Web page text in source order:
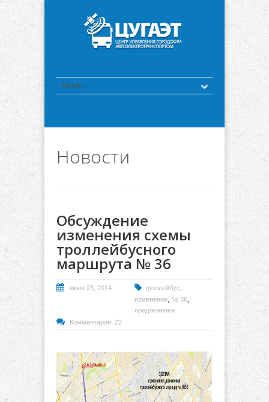
Новости
Обсуждение
изменения схемы
троллейбусного
маршрута № 36
июня 23, 2014 троллейбус,
изменение, № 36,
предложения
Комментарии: 22